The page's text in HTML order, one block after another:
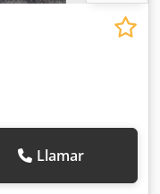
Llamar